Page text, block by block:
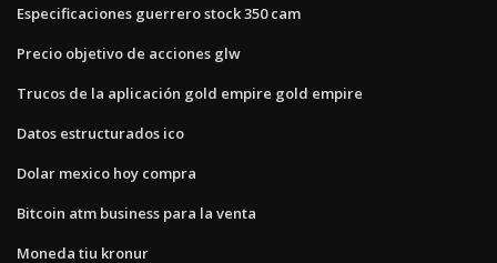
Especificaciones guerrero stock 350 cam
Precio objetivo de acciones glw
Trucos de la aplicación gold empire gold empire
Datos estructurados ico
Dolar mexico hoy compra
Bitcoin atm business para la venta
Moneda tiu kronur